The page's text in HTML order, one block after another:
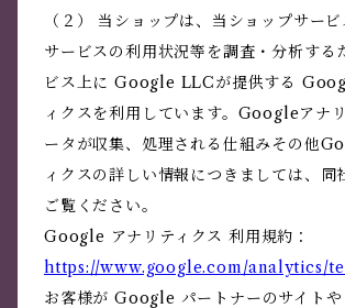
（２） 当ショップは、当ショップサー
サービスの利用状況等を調査・分析する
ビス上に Google LLCが提供する
ィクスを利用しています。Googleアナ
ータが収集、処理される仕組みその他
ィクスの詳しい情報につきましては、同
ご覧ください。
Google アナリティクス 利用規約：
https://www.google.com/analytics/
お客様が Google パートナーのサイトや